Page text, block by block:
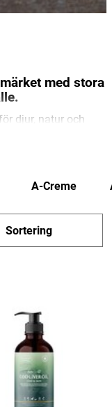
med stora
djur, natur och
och
både ser, känner
A-Creme
Sortering